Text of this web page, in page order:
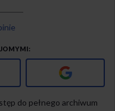
Google+
do pełnego archiwum